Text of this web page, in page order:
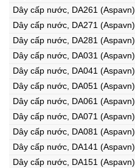
Dây cấp nước, DA261 (Aspavn)
Dây cấp nước, DA271 (Aspavn)
Dây cấp nước, DA281 (Aspavn)
Dây cấp nước, DA031 (Aspavn)
Dây cấp nước, DA041 (Aspavn)
Dây cấp nước, DA051 (Aspavn)
Dây cấp nước, DA061 (Aspavn)
Dây cấp nước, DA071 (Aspavn)
Dây cấp nước, DA081 (Aspavn)
Dây cấp nước, DA141 (Aspavn)
Dây cấp nước, DA151 (Aspavn)